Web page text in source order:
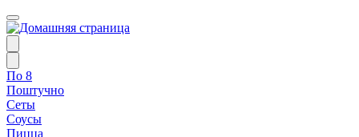
По 8
Поштучно
Сеты
Соусы
Пицца